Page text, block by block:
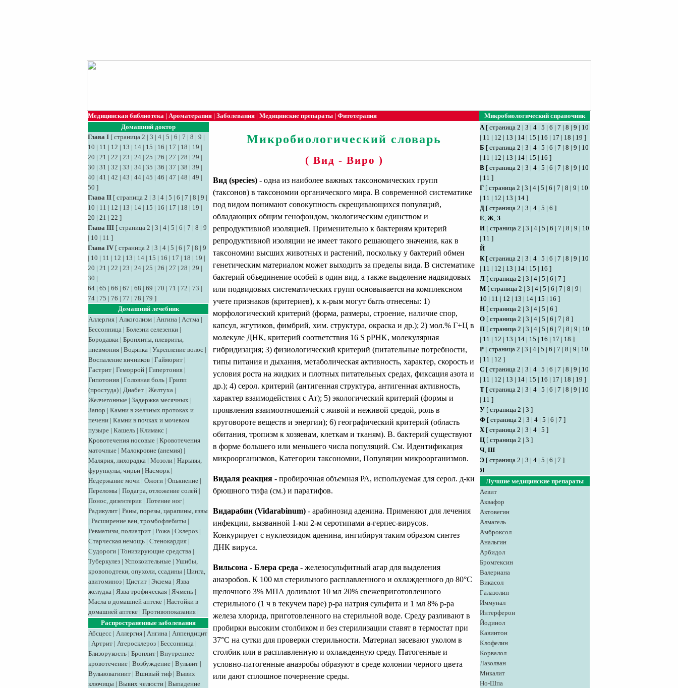
Медицинская библиотека | Ароматерапия | Заболевания | Медицинские препараты | Фитотерапия
Микробиологический справочник
Домашний доктор
Глава I [ страница 2 | 3 | 4 | 5 | 6 | 7 | 8 | 9 |
10 | 11 | 12 | 13 | 14 | 15 | 16 | 17 | 18 | 19 |
20 | 21 | 22 | 23 | 24 | 25 | 26 | 27 | 28 | 29 |
30 | 31 | 32 | 33 | 34 | 35 | 36 | 37 | 38 | 39 |
40 | 41 | 42 | 43 | 44 | 45 | 46 | 47 | 48 | 49 |
50 ]
Глава II [ страница 2 | 3 | 4 | 5 | 6 | 7 | 8 | 9 |
10 | 11 | 12 | 13 | 14 | 15 | 16 | 17 | 18 | 19 |
20 | 21 | 22 ]
Глава III [ страница 2 | 3 | 4 | 5 | 6 | 7 | 8 | 9
| 10 | 11 ]
Глава IV [ страница 2 | 3 | 4 | 5 | 6 | 7 | 8 | 9
| 10 | 11 | 12 | 13 | 14 | 15 | 16 | 17 | 18 | 19 |
20 | 21 | 22 | 23 | 24 | 25 | 26 | 27 | 28 | 29 |
30 |
64 | 65 | 66 | 67 | 68 | 69 | 70 | 71 | 72 | 73 |
74 | 75 | 76 | 77 | 78 | 79 ]
Домашний лечебник
Аллергия | Алкоголизм | Ангина | Астма |
Бессонница | Болезни селезенки |
Бородавки | Бронхиты, плевриты,
пневмония | Водянка | Укрепление волос |
Воспаление яичников | Гайморит |
Гастрит | Геморрой | Гипертония |
Гипотония | Головная боль | Грипп
(простуда) | Диабет | Желтуха |
Желчегонные | Задержка месячных |
Запор | Камни в желчных протоках и
печени | Камни в почках и мочевом
пузыре | Кашель | Климакс |
Кровотечения носовые | Кровотечения
маточные | Малокровие (анемия) |
Малярия, лихорадка | Мозоли | Нарывы,
фурункулы, чирьи | Насморк |
Недержание мочи | Ожоги | Опьянение |
Переломы | Подагра, отложение солей |
Понос, дизентерия | Потение ног |
Радикулит | Раны, порезы, царапины, язвы
| Расширение вен, тромбофлебиты |
Ревматизм, полиатрит | Рожа | Склероз |
Старческая немощь | Стенокардия |
Судороги | Тонизирующие средства |
Туберкулез | Успокоительные | Ушибы,
кровоподтеки, опухоли, ссадины | Цинга,
авитоминоз | Цистит | Экзема | Язва
желудка | Язва трофическая | Ячмень |
Масла в домашней аптеке | Настойки в
домашней аптеке | Противопоказания |
Распространенные заболевания
Абсцесс | Аллергия | Ангина | Аппендицит
| Артрит | Атеросклероз | Бессонница |
Близорукость | Бронхит | Внутреннее
кровотечение | Возбуждение | Вульвит |
Вульвовагинит | Вшивый тиф | Вывих
ключицы | Вывих челюсти | Выпадение
Микробиологический словарь
( Вид - Виро )
Вид (species) - одна из наиболее важных таксономических групп
(таксонов) в таксономии органического мира. В современной систематике
под видом понимают совокупность скрещивающихся популяций,
обладающих общим генофондом, экологическим единством и
репродуктивной изоляцией. Применительно к бактериям критерий
репродуктивной изоляции не имеет такого решающего значения, как в
таксономии высших животных и растений, поскольку у бактерий обмен
генетическим материалом может выходить за пределы вида. В систематике
бактерий объединение особей в один вид, а также выделение надвидовых
или подвидовых систематических групп основывается на комплексном
учете признаков (критериев), к к-рым могут быть отнесены: 1)
морфологический критерий (форма, размеры, строение, наличие спор,
капсул, жгутиков, фимбрий, хим. структура, окраска и др.); 2) мол.% Г+Ц в
молекуле ДНК, критерий соответствия 16 S pPHK, молекулярная
гибридизация; 3) физиологический критерий (питательные потребности,
типы питания и дыхания, метаболическая активность, характер, скорость и
условия роста на жидких и плотных питательных средах, фиксация азота и
др.); 4) серол. критерий (антигенная структура, антигенная активность,
характер взаимодействия с Ат); 5) экологический критерий (формы и
проявления взаимоотношений с живой и неживой средой, роль в
круговороте веществ и энергии); 6) географический критерий (область
обитания, тропизм к хозяевам, клеткам и тканям). В. бактерий существуют
в форме большего или меньшего числа популяций. См. Идентификация
микроорганизмов, Категории таксономии, Популяции микроорганизмов.
Видаля реакция - пробирочная объемная РА, используемая для серол. д-ки
брюшного тифа (см.) и паратифов.
Видарабин (Vidarabinum) - арабинозид аденина. Применяют для лечения
инфекции, вызванной 1-ми 2-м серотипами а-герпес-вирусов.
Конкурирует с нуклеозидом аденина, ингибируя таким образом синтез
ДНК вируса.
Вильсона - Блера среда - железосульфитный агар для выделения
анаэробов. К 100 мл стерильного расплавленного и охлажденного до 80°С
щелочного 3% МПА доливают 10 мл 20% свежеприготовленного
стерильного (1 ч в текучем паре) р-ра натрия сульфита и 1 мл 8% р-ра
железа хлорида, приготовленного на стерильной воде. Среду разливают в
пробирки высоким столбиком и без стерилизации ставят в термостат при
37°С на сутки для проверки стерильности. Материал засевают уколом в
столбик или в расплавленную и охлажденную среду. Патогенные и
условно-патогенные анаэробы образуют в среде колонии черного цвета
или дают сплошное почернение среды.
А[ страница 2 | 3 | 4 | 5 | 6 | 7 | 8 | 9 | 10
| 11 | 12 | 13 | 14 | 15 | 16 | 17 | 18 | 19 ]
Б [ страница 2 | 3 | 4 | 5 | 6 | 7 | 8 | 9 | 10
| 11 | 12 | 13 | 14 | 15 | 16 ]
В [ страница 2 | 3 | 4 | 5 | 6 | 7 | 8 | 9 | 10
| 11 ]
Г [ страница 2 | 3 | 4 | 5 | 6 | 7 | 8 | 9 | 10
| 11 | 12 | 13 | 14 ]
Д [ страница 2 | 3 | 4 | 5 | 6 ]
Е, Ж, З
И [ страница 2 | 3 | 4 | 5 | 6 | 7 | 8 | 9 | 10
| 11 ]
Й
К[ страница 2 | 3 | 4 | 5 | 6 | 7 | 8 | 9 | 10
| 11 | 12 | 13 | 14 | 15 | 16 ]
Л [ страница 2 | 3 | 4 | 5 | 6 | 7 ]
М [ страница 2 | 3 | 4 | 5 | 6 | 7 | 8 | 9 |
10 | 11 | 12 | 13 | 14 | 15 | 16 ]
Н [ страница 2 | 3 | 4 | 5 | 6 ]
О [ страница 2 | 3 | 4 | 5 | 6 | 7 | 8 ]
П [ страница 2 | 3 | 4 | 5 | 6 | 7 | 8 | 9 | 10
| 11 | 12 | 13 | 14 | 15 | 16 | 17 | 18 ]
Р [ страница 2 | 3 | 4 | 5 | 6 | 7 | 8 | 9 | 10
| 11 | 12 ]
С [ страница 2 | 3 | 4 | 5 | 6 | 7 | 8 | 9 | 10
| 11 | 12 | 13 | 14 | 15 | 16 | 17 | 18 | 19 ]
Т [ страница 2 | 3 | 4 | 5 | 6 | 7 | 8 | 9 | 10
| 11 ]
У [ страница 2 | 3 ]
Ф [ страница 2 | 3 | 4 | 5 | 6 | 7 ]
Х[ страница 2 | 3 | 4 | 5 ]
Ц [ страница 2 | 3 ]
Ч, Ш
Э [ страница 2 | 3 | 4 | 5 | 6 | 7 ]
Я
Лучшие медицинские препараты
Аевит
Аквафор
Актовегин
Алмагель
Амброксол
Анальгин
Арбидол
Бромгексин
Валериана
Викасол
Галазолин
Иммунал
Интерферон
Йодинол
Кавинтон
Клофелин
Корвалол
Лазолван
Микалит
Но-Шпа